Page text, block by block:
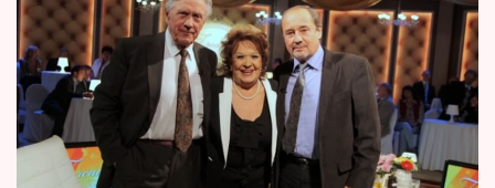
Seriály
Horoskopy
Sledujte prima+